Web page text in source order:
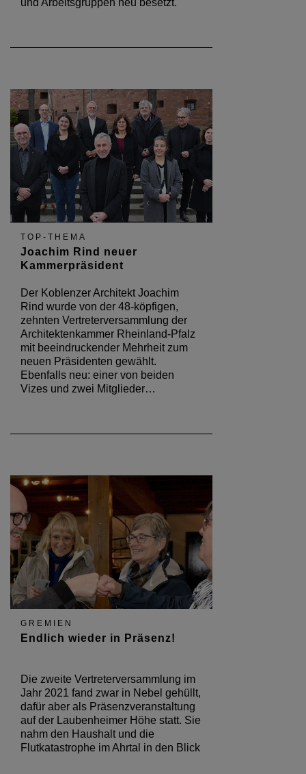
und Arbeitsgruppen neu besetzt.
TOP-THEMA
Joachim Rind neuer
Kammerpräsident
Der Koblenzer Architekt Joachim
Rind wurde von der 48-köpfigen,
zehnten Vertreterversammlung der
Architektenkammer Rheinland-Pfalz
mit beeindruckender Mehrheit zum
neuen Präsidenten gewählt.
Ebenfalls neu: einer von beiden
Vizes und zwei Mitglieder…
GREMIEN
Endlich wieder in Präsenz!
Die zweite Vertreterversammlung im
Jahr 2021 fand zwar in Nebel gehüllt,
dafür aber als Präsenzveranstaltung
auf der Laubenheimer Höhe statt. Sie
nahm den Haushalt und die
Flutkatastrophe im Ahrtal in den Blick